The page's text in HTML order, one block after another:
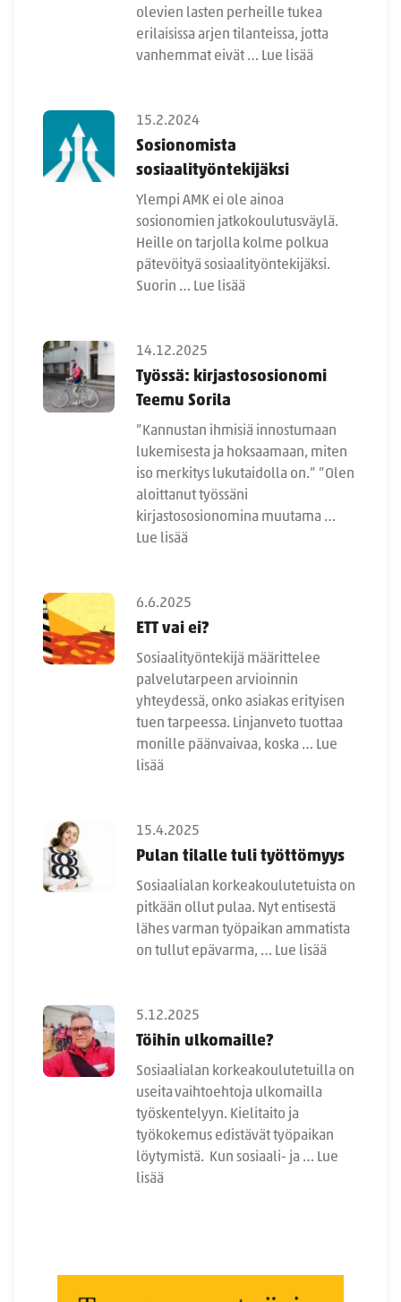
olevien lasten perheille tukea
erilaisissa arjen tilanteissa, jotta
vanhemmat eivät … Lue lisää
15.2.2024
Sosionomista
sosiaalityöntekijäksi
Ylempi AMK ei ole ainoa
sosionomien jatkokoulutusväylä.
Heille on tarjolla kolme polkua
pätevöityä sosiaalityöntekijäksi.
Suorin … Lue lisää
14.12.2025
Työssä: kirjastososionomi
Teemu Sorila
”Kannustan ihmisiä innostumaan
lukemisesta ja hoksaamaan, miten
iso merkitys lukutaidolla on.” ”Olen
aloittanut työssäni
kirjastososionomina muutama …
Lue lisää
6.6.2025
ETT vai ei?
Sosiaalityöntekijä määrittelee
palvelutarpeen arvioinnin
yhteydessä, onko asiakas erityisen
tuen tarpeessa. Linjanveto tuottaa
monille päänvaivaa, koska … Lue
lisää
15.4.2025
Pulan tilalle tuli työttömyys
Sosiaalialan korkeakoulutetuista on
pitkään ollut pulaa. Nyt entisestä
lähes varman työpaikan ammatista
on tullut epävarma, … Lue lisää
5.12.2025
Töihin ulkomaille?
Sosiaalialan korkeakoulutetuilla on
useita vaihtoehtoja ulkomailla
työskentelyyn. Kielitaito ja
työkokemus edistävät työpaikan
löytymistä. Kun sosiaali- ja … Lue
lisää